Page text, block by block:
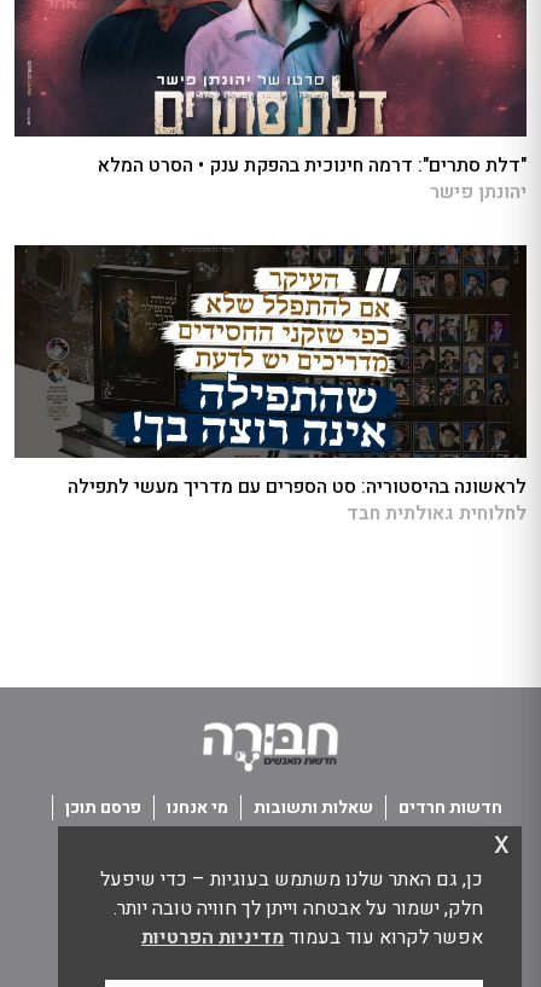
כן, גם האתר שלנו משתמש בעוגיות – כדי שיפעל
חלק, ישמור על אבטחה וייתן לך חוויה טובה יותר.
אפשר לקרוא עוד בעמוד מדיניות הפרטיות
x
"דלת סתרים": דרמה חינוכית בהפקת ענק • הסרט המלא
יהונתן פישר
לראשונה בהיסטוריה: סט הספרים עם מדריך מעשי לתפילה
לחלוחית גאולתית חבד
חדשות חרדים שאלות ותשובות מי אנחנו
פרסם תוכן
כל הזכויות שמורות חבורה - חדשות מאנשים